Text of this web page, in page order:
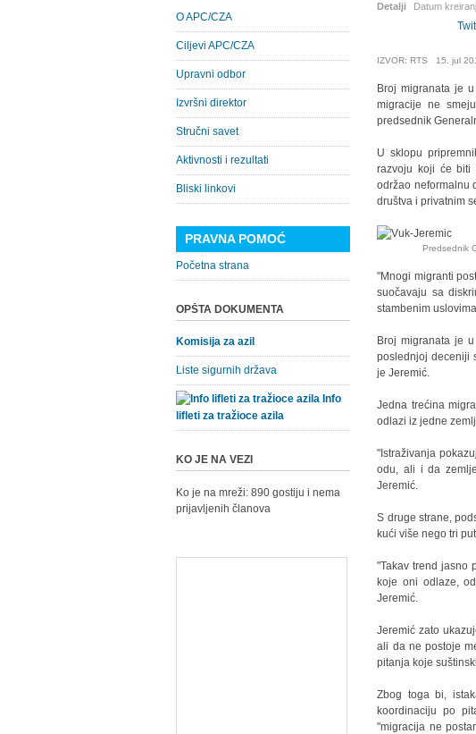
Detalji Datum
IZVOR: RTS 15. jul
Broj migranata je
migracije ne
predsednik
U sklopu
razvoju koji će biti
održao neformalnu
društva i privatnim
Predsednik
"Mnogi migranti
suočavaju sa
stambenim
Broj migranata je
poslednjoj deceniji
je Jeremić.
Jedna trećina
odlazi iz jedne
"Istraživanja
odu, ali i da
Jeremić.
S druge strane,
kući više nego tri
"Takav trend jasno
koje oni odlaze,
Jeremić.
Jeremić zato
ali da ne postoje
pitanja koje
Zbog toga bi,
koordinaciju po
"migracija ne
O APC/CZA
Ciljevi APC/CZA
Upravni odbor
Izvršni direktor
Stručni savet
Aktivnosti i rezultati
Bliski linkovi
PRAVNA POMOĆ
Početna strana
OPŠTA DOKUMENTA
Komisija za azil
Liste sigurnih država
Info
lifleti za tražioce azila
KO JE NA VEZI
Ko je na mreži: 890 gostiju i nema
prijavljenih članova